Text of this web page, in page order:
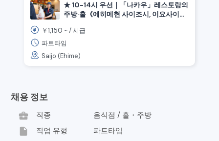
★ 10-14시 우선｜「나카우」레스토랑의
주방·홀《에히메현 사이조시, 이요사이조
￥1,150 ~ /시급
파트타임
Saijo (Ehime)
채용 정보
business_center
직종 음식점 / 홀・주방
insert_drive_file 직업 유형 파트타임